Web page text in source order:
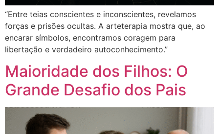
“Entre teias conscientes e inconscientes, revelamos
forças e prisões ocultas. A arteterapia mostra que, ao
encarar símbolos, encontramos coragem para
libertação e verdadeiro autoconhecimento.”
Maioridade dos Filhos: O
Grande Desafio dos Pais